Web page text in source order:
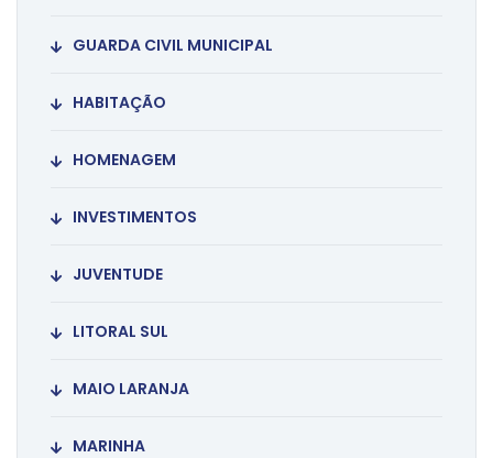
GUARDA CIVIL MUNICIPAL
HABITAÇÃO
HOMENAGEM
INVESTIMENTOS
JUVENTUDE
LITORAL SUL
MAIO LARANJA
MARINHA